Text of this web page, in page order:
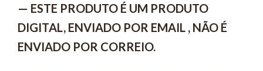
— ESTE PRODUTO É UM PRODUTO
DIGITAL, ENVIADO POR EMAIL , NÃO É
ENVIADO POR CORREIO.